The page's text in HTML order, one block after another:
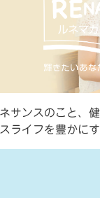
サンスのこと、
ライフを豊かに